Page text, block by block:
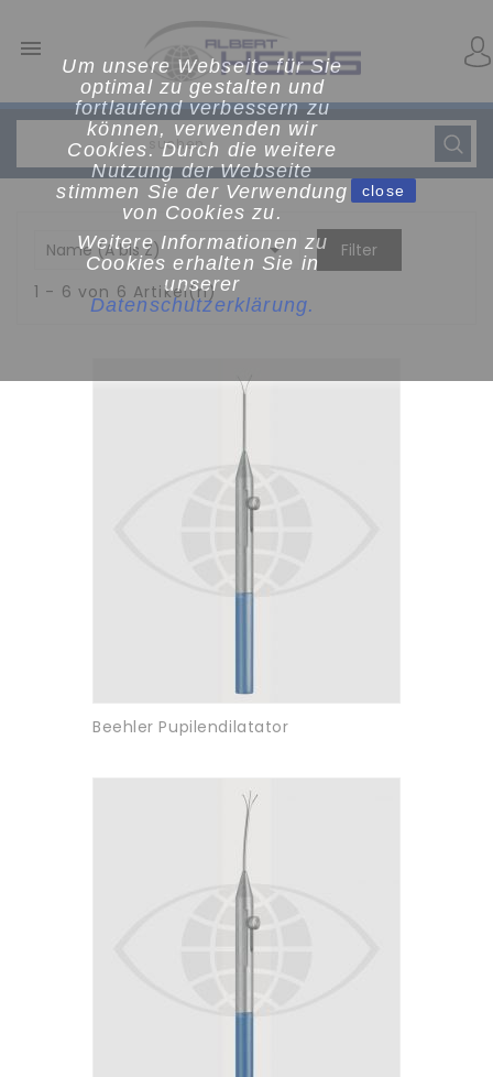
Um unsere Webseite für Sie
optimal zu gestalten und
fortlaufend verbessern zu
können, verwenden wir
Cookies. Durch die weitere
Nutzung der Webseite
stimmen Sie der Verwendung
von Cookies zu.
Weitere Informationen zu
Cookies erhalten Sie in
unserer
Datenschutzerklärung.
close

Name (A bis Z) 
Filter
1 - 6 von 6 Artikel(n)
Beehler Pupilendilatator